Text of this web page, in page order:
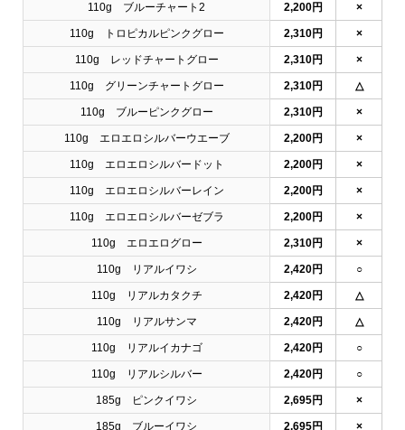
110g ブルーチャート2 2,200円 ×
110g トロピカルピンクグロー 2,310円 ×
110g レッドチャートグロー 2,310円 ×
110g グリーンチャートグロー 2,310円 △
110g ブルーピンクグロー 2,310円 ×
110g エロエロシルバーウエーブ 2,200円 ×
110g エロエロシルバードット 2,200円 ×
110g エロエロシルバーレイン 2,200円 ×
110g エロエロシルバーゼブラ 2,200円 ×
110g エロエログロー 2,310円 ×
110g リアルイワシ 2,420円 ○
110g リアルカタクチ 2,420円 △
110g リアルサンマ 2,420円 △
110g リアルイカナゴ 2,420円 ○
110g リアルシルバー 2,420円 ○
185g ピンクイワシ 2,695円 ×
185g ブルーイワシ 2,695円 ×